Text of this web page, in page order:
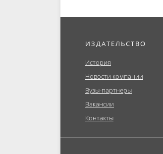
ИЗДАТЕЛЬСТВО
История
Новости компании
Вузы-партнеры
Вакансии
Контакты